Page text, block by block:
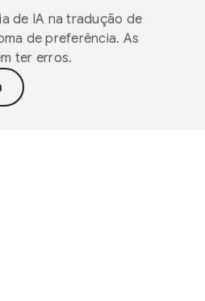
de IA na tradução de
de preferência. As
ter erros.